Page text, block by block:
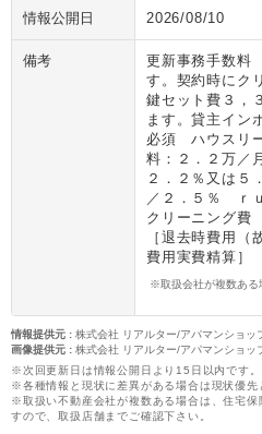
情報公開日 2026/08/10
備考
更新事務手数料
す。契約時にク
鍵セット費３，
ます。貸主イン
必須 ハウスリ
料：２．２万／
２．２％又は
／２．５％ ｒ
クリーニング費
［退去時費用（
費用実費精算］
※取扱会社が複数ある
情報提供元 : 株式会社 リアルター/アパマンショッ
画像提供元 : 株式会社 リアルター/アパマンショッ
※次回更新日は情報公開日より15日以内です。
※各種情報と現状に差異がある場合は現状優先
※取扱い不動産会社が複数ある場合は、住宅保
すので、取扱店舗までご確認下さい。